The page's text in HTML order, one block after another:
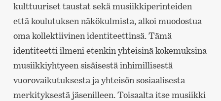
kulttuuriset taustat sekä musiikkiperinteiden
että koulutuksen näkökulmista, alkoi muodostua
oma kollektiivinen identiteettinsä. Tämä
identiteetti ilmeni etenkin yhteisinä kokemuksina
musiikkiyhtyeen sisäisestä inhimillisestä
vuorovaikutuksesta ja yhteisön sosiaalisesta
merkityksestä jäsenilleen. Toisaalta itse musiikki